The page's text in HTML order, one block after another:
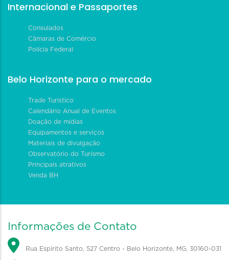
Internacional e Passaportes
Consulados
Câmaras de Comércio
Polícia Federal
Belo Horizonte para o mercado
Trade Turístico
Calendário Anual de Eventos
Doação de mídias
Equipamentos e serviços
Materiais de divulgação
Observatório do Turismo
Principais atrativos
Venda BH
Informações de Contato
Rua Espírito Santo, 527 Centro - Belo Horizonte, MG, 30160-031